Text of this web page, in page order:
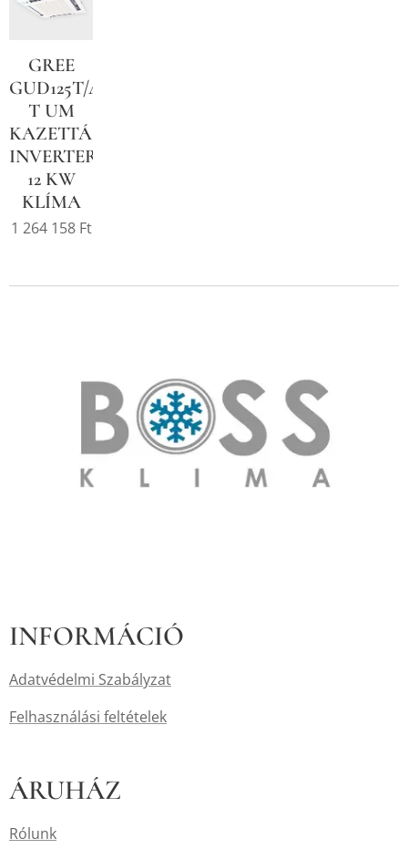
GREE
GUD125T/A-
T UM
KAZETTÁS
INVERTER
12 KW
KLÍMA
1 264 158Ft
INFORMÁCIÓ
Adatvédelmi Szabályzat
Felhasználási feltételek
ÁRUHÁZ
Rólunk